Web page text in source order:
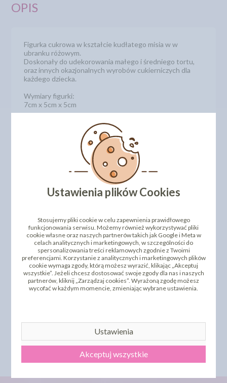
OPIS
Figurka cukrowa w kształcie kudłatego misia w w
ubranku różowym.
Doskonały do udekorowania małego i średniego tortu,
oraz innych okazjonalnych wyrobów cukierniczych dla
każdego dziecka.
Wymiary figurki:
7cm x 5cm x 5cm
Numer katalogowy: 01035-R
DODAJ SWOJĄ OPINIĘ
PRODUKTY PODOBNE
INNI KLIENCI KUPILI TEŻ
cena:41,09 zł cena:9,48 zł
Ustawienia plików Cookies
Stosujemy pliki cookie w celu zapewnienia prawidłowego
funkcjonowania serwisu. Możemy również wykorzystywać pliki
cookie własne oraz naszych partnerów takich jak Google i Meta w
celach analitycznych i marketingowych, w szczególności do
spersonalizowania treści reklamowych zgodnie z Twoimi
preferencjami. Korzystanie z analitycznych i marketingowych plików
cookie wymaga zgody, którą możesz wyrazić, klikając „Akceptuj
wszystkie”. Jeżeli chcesz dostosować swoje zgody dla nas i naszych
partnerów, kliknij „Zarządzaj cookies”. Wyrażoną zgodę możesz
wycofać w każdym momencie, zmieniając wybrane ustawienia.
Ustawienia
Akceptuj wszystkie